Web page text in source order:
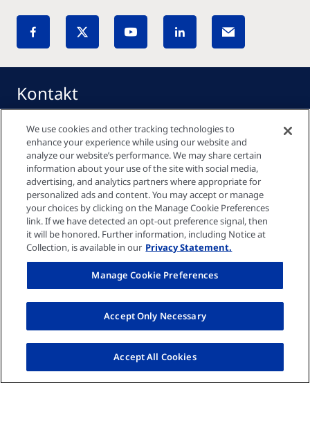
Pacjenci i Rodziny
Kontakt
Strony krajów
Wszystkie informacje kontaktowe
Media społeczne
We use cookies and other tracking technologies to
enhance your experience while using our website and
analyze our website’s performance. We may share certain
information about your use of the site with social media,
advertising, and analytics partners where appropriate for
personalized ads and content. You may accept or manage
your choices by clicking on the Manage Cookie Preferences
link. If we have detected an opt-out preference signal, then
it will be honored. Further information, including Notice at
Collection, is available in our Privacy Statement.
Manage Cookie Preferences
Accept Only Necessary
Accept All Cookies